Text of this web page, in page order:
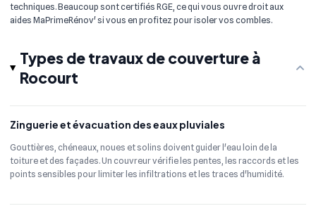
techniques. Beaucoup sont certifiés RGE, ce qui vous ouvre droit aux
aides MaPrimeRénov' si vous en profitez pour isoler vos combles.
Types de travaux de couverture à
Rocourt
Zinguerie et évacuation des eaux pluviales
Gouttières, chéneaux, noues et solins doivent guider l'eau loin de la
toiture et des façades. Un couvreur vérifie les pentes, les raccords et les
points sensibles pour limiter les infiltrations et les traces d'humidité.